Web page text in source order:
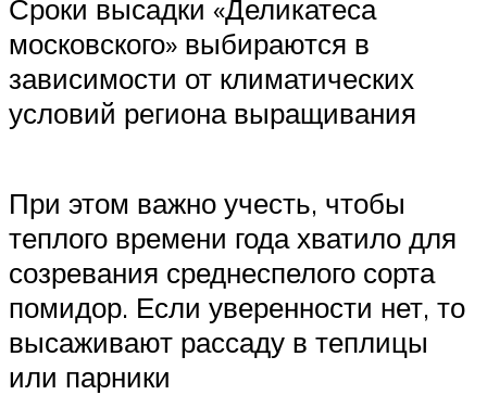
Сроки высадки «Деликатеса
московского» выбираются в
зависимости от климатических
условий региона выращивания
При этом важно учесть, чтобы
теплого времени года хватило для
созревания среднеспелого сорта
помидор. Если уверенности нет, то
высаживают рассаду в теплицы
или парники